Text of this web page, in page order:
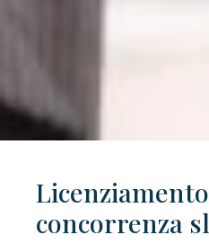
concorrenza